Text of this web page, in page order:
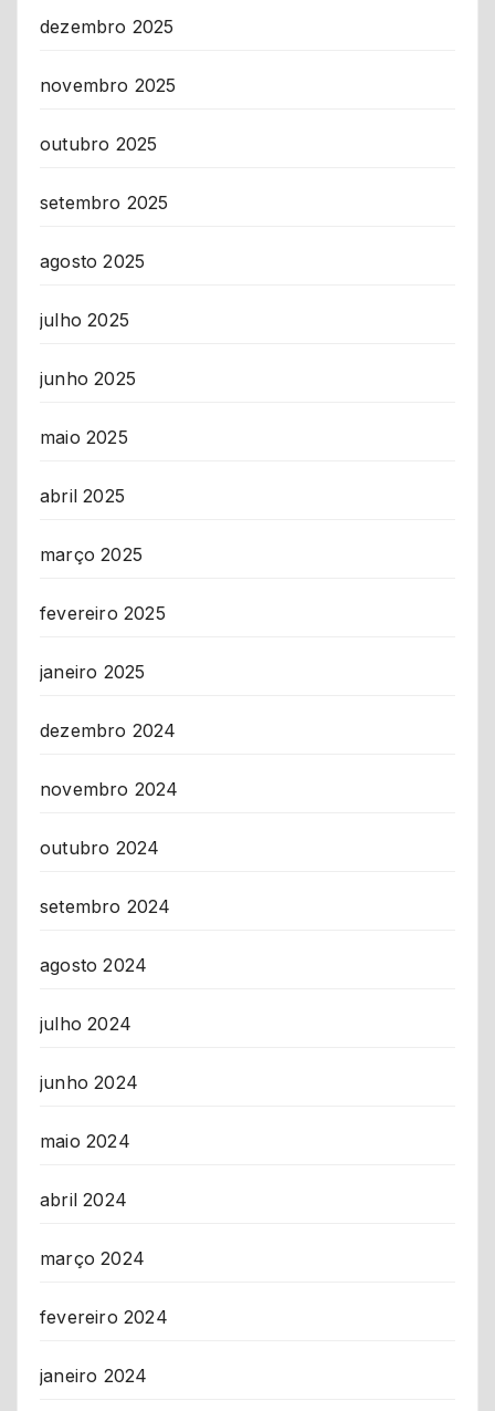
dezembro 2025
novembro 2025
outubro 2025
setembro 2025
agosto 2025
julho 2025
junho 2025
maio 2025
abril 2025
março 2025
fevereiro 2025
janeiro 2025
dezembro 2024
novembro 2024
outubro 2024
setembro 2024
agosto 2024
julho 2024
junho 2024
maio 2024
abril 2024
março 2024
fevereiro 2024
janeiro 2024